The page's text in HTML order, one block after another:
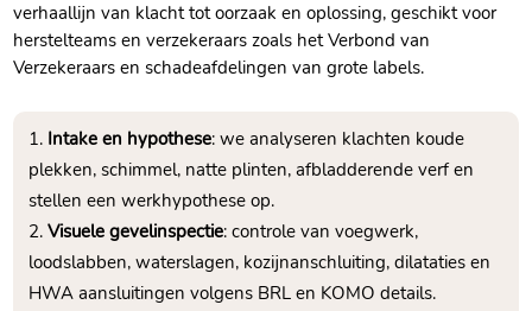
verhaallijn van klacht tot oorzaak en oplossing, geschikt voor
herstelteams en verzekeraars zoals het Verbond van
Verzekeraars en schadeafdelingen van grote labels.​
Intake en hypothese: we analyseren klachten koude
plekken, schimmel, natte plinten, afbladderende verf en
stellen een werkhypothese op.​
Visuele gevelinspectie: controle van voegwerk,
loodslabben, waterslagen, kozijnanschluiting, dilataties en
HWA aansluitingen volgens BRL en KOMO details.​